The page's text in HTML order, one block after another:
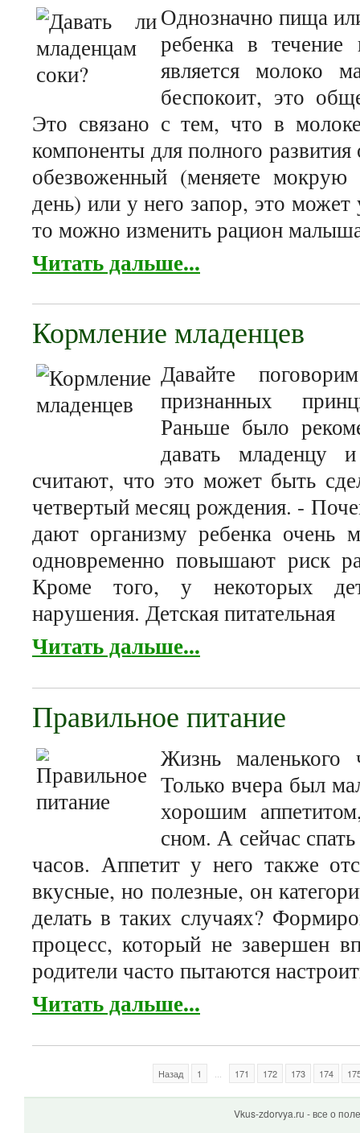
Однозначно пища
ребенка в
является молоко
беспокоит, это
Это связано с тем, что в
компоненты для полного
обезвоженный (меняете
день) или у него запор, это
то можно изменить рацион
Читать дальше...
Кормление младенцев
Давайте
признанных
Раньше было
давать младенцу
считают, что это может быть
четвертый месяц рождения. -
дают организму ребенка очень
одновременно повышают риск
Кроме того, у некоторых
нарушения. Детская питательная
Читать дальше...
Правильное питание
Жизнь маленького
Только вчера был
хорошим
сном. А сейчас
часов. Аппетит у него также
вкусные, но полезные, он
делать в таких случаях?
процесс, который не завершен
родители часто пытаются
Читать дальше...
Назад 1 171 172 173 174
Vkus-zdorvya.ru - все о